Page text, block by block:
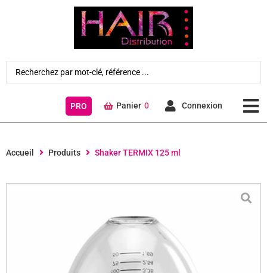
PRO Panier 0 Connexion
Accueil Produits Shaker TERMIX 125 ml